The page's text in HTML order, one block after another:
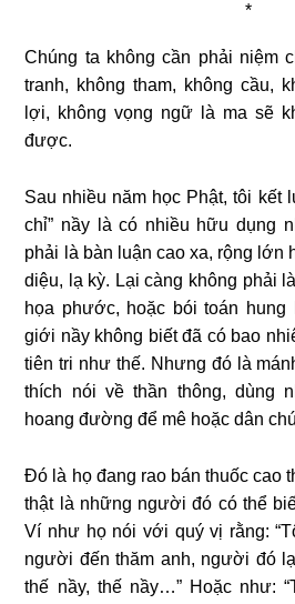
*
Chúng ta không cần phải niệm
tranh, không tham, không cầu,
lợi, không vọng ngữ là ma sẽ
được.
Sau nhiều năm học Phật, tôi kết
chỉ” nầy là có nhiều hữu dụng
phải là bàn luận cao xa, rộng lớn
diệu, lạ kỳ. Lại càng không phải
họa phước, hoặc bói toán hung
giới nầy không biết đã có bao
tiên tri như thế. Nhưng đó là
thích nói về thần thông, dùng
hoang đường để mê hoặc dân
Đó là họ đang rao bán thuốc cao
thật là những người đó có thể
Ví như họ nói với quý vị rằng:
người đến thăm anh, người đó
thế nầy, thế nầy…” Hoặc như: